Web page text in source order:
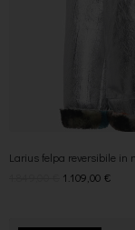
Larius felpa reversibile in
1.109,00€